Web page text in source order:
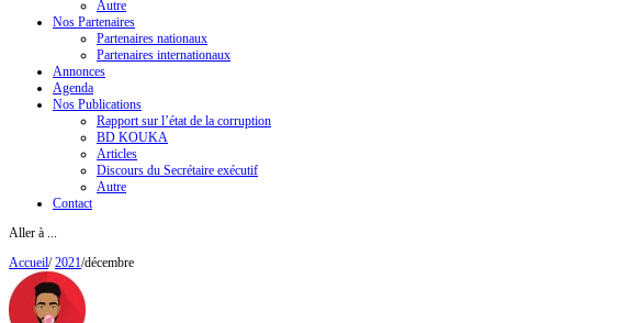
Autre
Nos Partenaires
Partenaires nationaux
Partenaires internationaux
Annonces
Agenda
Nos Publications
Rapport sur l’état de la corruption
BD KOUKA
Articles
Discours du Secrétaire exécutif
Autre
Contact
Aller à ...
Accueil/ 2021/décembre